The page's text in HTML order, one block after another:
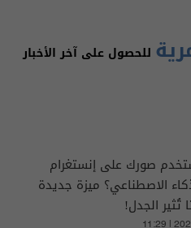
للحصول على آخر الأخبار
صورك على إنستغرام
الاصطناعي؟ ميزة جديدة
تُثير الجدل!
11:29 |